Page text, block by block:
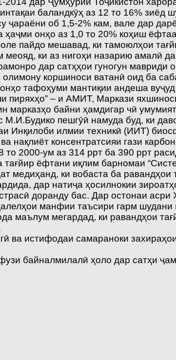
баландкӯҳ аз 12 то 16%
об 1,5-2% кам, вале дар
ҳаҷми онҳо аз 1,0 то 20% коҳиш
пайдо мешавад, ки тамоюлҳои
ки аз нигоҳи назарию амалӣ
дар сатҳҳои гуногун
коршиноси ватанӣ оид ба
тафоҳуми мантиқии андеша
пиряхҳо” – и АМИТ, Маркази
марказҳо байни ҳамдигар чӣ
пешгӯӣ намуда буд, ки
Инқилоби илмии техникӣ (ИИТ)
нақлиёт консентратсияи гази
то 2000-ум аз 314 ррт ба 390 ррт
ёфтани иқлим барномаи
медиҳанд, ки вобаста ба равандҳои
дар натиҷа ҳосилнокии
доранду бас. Дар остонаи
манфии таъсири гарм
маълум мегардад, ки равандҳои
ва истифодаи самараноки
байналмилалӣ ҳоло дар сатҳи